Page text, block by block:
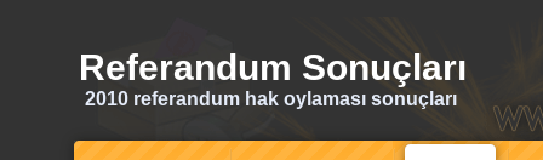
Referandum Sonuçları
2010 referandum hak oylaması sonuçları